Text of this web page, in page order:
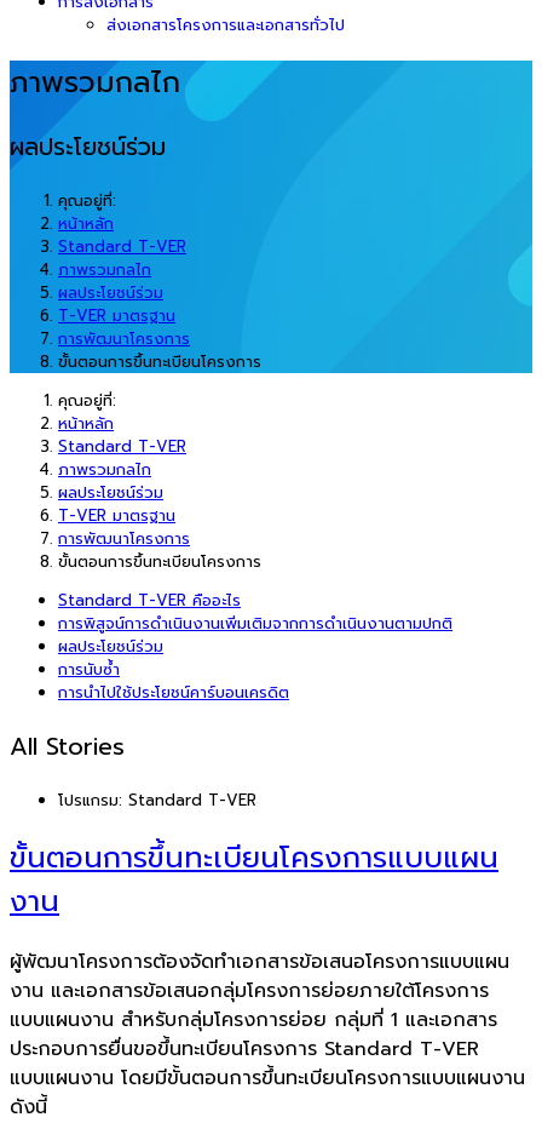
ส่งเอกสารโครงการและเอกสารทั่วไป
ภาพรวมกลไก
ผลประโยชน์ร่วม
คุณอยู่ที่:
หน้าหลัก
Standard T-VER
ภาพรวมกลไก
ผลประโยชน์ร่วม
T-VER มาตรฐาน
การพัฒนาโครงการ
ขั้นตอนการขึ้นทะเบียนโครงการ
คุณอยู่ที่:
หน้าหลัก
Standard T-VER
ภาพรวมกลไก
ผลประโยชน์ร่วม
T-VER มาตรฐาน
การพัฒนาโครงการ
ขั้นตอนการขึ้นทะเบียนโครงการ
Standard T-VER คืออะไร
การพิสูจน์การดำเนินงานเพิ่มเติมจากการดำเนินงานตามปกติ
ผลประโยชน์ร่วม
การนับซ้ำ
การนำไปใช้ประโยชน์คาร์บอนเครดิต
All Stories
โปรแกรม: Standard T-VER
ขั้นตอนการขึ้นทะเบียนโครงการแบบแผน
งาน
ผู้พัฒนาโครงการต้องจัดทำเอกสารข้อเสนอโครงการแบบแผน
งาน และเอกสารข้อเสนอกลุ่มโครงการย่อยภายใต้โครงการ
แบบแผนงาน สำหรับกลุ่มโครงการย่อย กลุ่มที่ 1 และเอกสาร
ประกอบการยื่นขอขึ้นทะเบียนโครงการ Standard T-VER
แบบแผนงาน โดยมีขั้นตอนการขึ้นทะเบียนโครงการแบบแผนงาน
ดังนี้